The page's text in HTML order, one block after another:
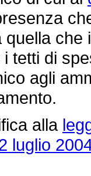
tetti di
agli
alla
luglio